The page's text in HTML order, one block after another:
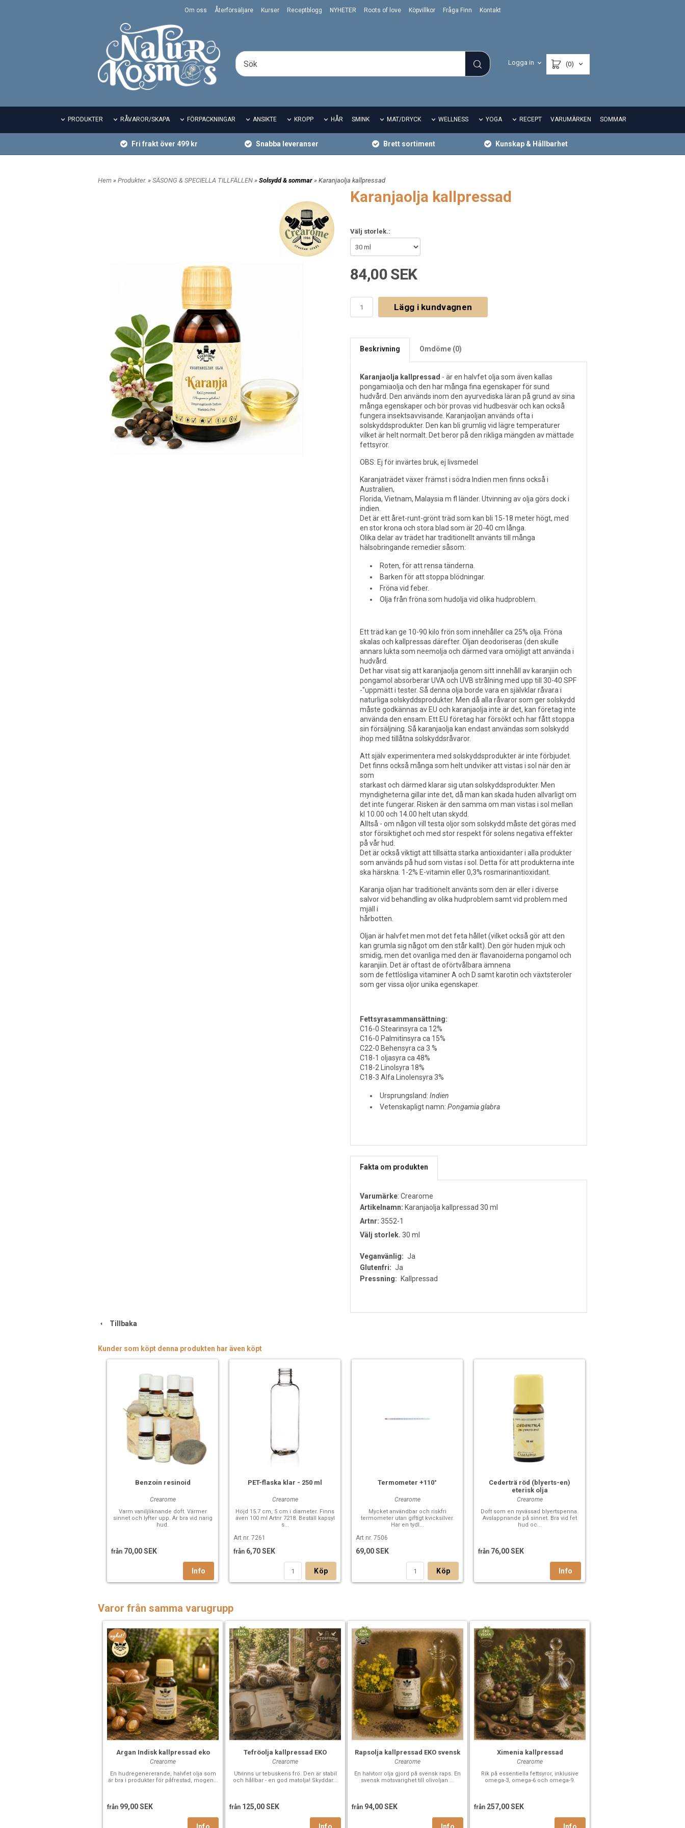
Om oss Återförsäljare Kurser Receptblogg NYHETER Roots of love Köpvillkor Fråga Finn Kontakt
Logga in (0)
PRODUKTER RÅVAROR/SKAPA FÖRPACKNINGAR ANSIKTE KROPP HÅR SMINK MAT/DRYCK WELLNESS YOGA RECEPT VARUMÄRKEN SOMMAR
Fri frakt över 499 kr Snabba leveranser Brett sortiment Kunskap & Hållbarhet
Hem » Produkter. » SÄSONG & SPECIELLA TILLFÄLLEN » Solsydd & sommar » Karanjaolja kallpressad
Karanjaolja kallpressad
Välj storlek.:
84,00 SEK
Lägg i kundvagnen
Beskrivning Omdöme (0)
Karanjaolja kallpressad - är en halvfet olja som även kallas
pongamiaolja och den har många fina egenskaper för sund
hudvård. Den används inom den ayurvediska läran på grund av sina
många egenskaper och bör provas vid hudbesvär och kan också
fungera insektsavvisande. Karanjaoljan används ofta i
solskyddsprodukter. Den kan bli grumlig vid lägre temperaturer
vilket är helt normalt. Det beror på den rikliga mängden av mättade
fettsyror.
OBS: Ej för invärtes bruk, ej livsmedel
Karanjaträdet växer främst i södra Indien men finns också i
Australien,
Florida, Vietnam, Malaysia m fl länder. Utvinning av olja görs dock i
indien.
Det är ett året-runt-grönt träd som kan bli 15-18 meter högt, med
en stor krona och stora blad som är 20-40 cm långa.
Olika delar av trädet har traditionellt använts till många
hälsobringande remedier såsom:
Roten, för att rensa tänderna.
Barken för att stoppa blödningar.
Fröna vid feber.
Olja från fröna som hudolja vid olika hudproblem.
Ett träd kan ge 10-90 kilo frön som innehåller ca 25% olja. Fröna
skalas och kallpressas därefter. Oljan deodoriseras (den skulle
annars lukta som neemolja och därmed vara omöjligt att använda i
hudvård.
Det har visat sig att karanjaolja genom sitt innehåll av karanjiin och
pongamol absorberar UVA och UVB strålning med upp till 30-40 SPF
-"uppmätt i tester. Så denna olja borde vara en självklar råvara i
naturliga solskyddsprodukter. Men då alla råvaror som ger solskydd
måste godkännas av EU och karanjaolja inte är det, kan företag inte
använda den ensam. Ett EU företag har försökt och har fått stoppa
sin försäljning. Så karanjaolja kan endast användas som solskydd
ihop med tillåtna solskyddsråvaror.
Att själv experimentera med solskyddsprodukter är inte förbjudet.
Det finns också många som helt undviker att vistas i sol när den är
som
starkast och därmed klarar sig utan solskyddsprodukter. Men
myndigheterna gillar inte det, då man kan skada huden allvarligt om
det inte fungerar. Risken är den samma om man vistas i sol mellan
kl 10.00 och 14.00 helt utan skydd.
Alltså - om någon vill testa oljor som solskydd måste det göras med
stor försiktighet och med stor respekt för solens negativa effekter
på vår hud.
Det är också viktigt att tillsätta starka antioxidanter i alla produkter
som används på hud som vistas i sol. Detta för att produkterna inte
ska härskna. 1-2% E-vitamin eller 0,3% rosmarinantioxidant.
Karanja oljan har traditionelt använts som den är eller i diverse
salvor vid behandling av olika hudproblem samt vid problem med
mjäll i
hårbotten.
Oljan är halvfet men mot det feta hållet (vilket också gör att den
kan grumla sig något om den står kallt). Den gör huden mjuk och
smidig, men det ovanliga med den är flavanoiderna pongamol och
karanjiin. Det är oftast de oförtvålbara ämnena
som de fettlösliga vitaminer A och D samt karotin och växtsteroler
som ger vissa oljor unika egenskaper.
Fettsyrasammansättning:
C16-0 Stearinsyra ca 12%
C16-0 Palmitinsyra ca 15%
C22-0 Behensyra ca 3 %
C18-1 oljasyra ca 48%
C18-2 Linolsyra 18%
C18-3 Alfa Linolensyra 3%
Ursprungsland: Indien
Vetenskapligt namn: Pongamia glabra
Fakta om produkten
Varumärke: Crearome
Artikelnamn: Karanjaolja kallpressad 30 ml
Artnr: 3552-1
Välj storlek. 30 ml
Veganvänlig: Ja
Glutenfri: Ja
Pressning:
Kallpressad
Tillbaka
Kunder som köpt denna produkten har även köpt
Benzoin resinoid
Crearome
Varm vaniljliknande doft. Värmer
sinnet och lyfter upp. Är bra vid narig
hud.
från 70,00 SEK
PET-flaska klar - 250 ml
Crearome
Höjd 15.7 cm, 5 cm i diameter. Finns
även 100 ml Artnr 7218. Beställ kapsyl
s...
Art nr. 7261
från 6,70 SEK
Köp
Termometer +110°
Crearome
Mycket användbar och riskfri
termometer utan giftigt kvicksilver.
Har en tydl...
Art nr. 7506
69,00 SEK
Köp
Cederträ röd (blyerts-en)
eterisk olja
Crearome
Doft som en nyvässad blyertspenna.
Avslappnande på sinnet. Bra vid fet
hud oc...
från 76,00 SEK
Varor från samma varugrupp
Argan Indisk kallpressad eko
Crearome
En hudregenererande, halvfet olja som
är bra i produkter för påfrestad, mogen...
från 99,00 SEK
Tefröolja kallpressad EKO
Crearome
Utvinns ur tebuskens frö. Den är stabil
och hållbar - en god matolja! Skyddar...
från 125,00 SEK
Rapsolja kallpressad EKO svensk
Crearome
En halvtorr olja gjord på svensk raps. En
svensk motsvarighet till olivoljan ...
från 94,00 SEK
Ximenia kallpressad
Crearome
Rik på essentiella fettsyror, inklusive
omega-3, omega-6 och omega-9.
från 257,00 SEK